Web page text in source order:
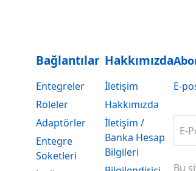
Bağlantılar
Entegreler
Röleler
Adaptörler
Entegre
Soketleri
Hakkımızda
İletişim
Hakkımızda
İletişim /
Banka Hesap
Bilgileri
E-
E-
Bu